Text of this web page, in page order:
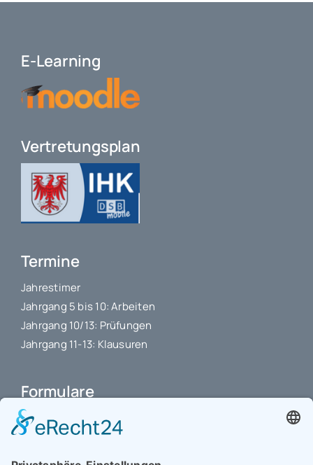
E-Learning
Vertretungsplan
Termine
Jahrestimer
Jahrgang 5 bis 10: Arbeiten
Jahrgang 10/13: Prüfungen
Jahrgang 11-13: Klausuren
Formulare
Schulbuchkauf Schuljahr 2026-2027
Antrag auf Erstattung von Auslagen